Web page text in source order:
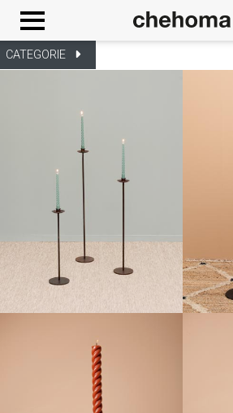
CATEGORIE
Cookies management panel